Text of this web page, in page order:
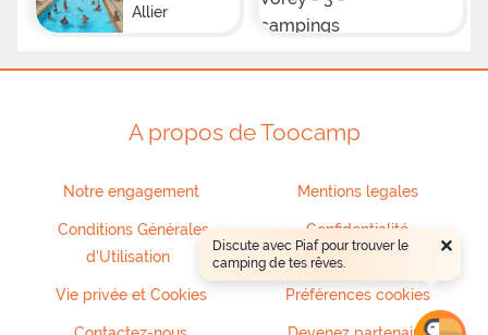
Allier
A propos de Toocamp
Notre engagement Mentions legales
Conditions Générales
d'Utilisation
Confidentialité
Vie privée et Cookies Préférences cookies
×
Discute avec Piaf pour trouver le
camping de tes rêves.